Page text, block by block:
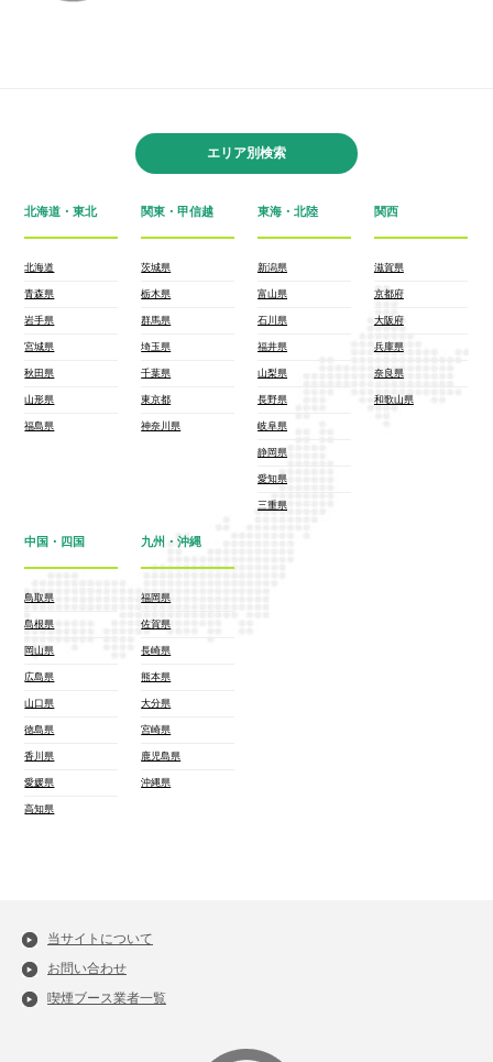
エリア別検索
北海道・東北
北海道
青森県
岩手県
宮城県
秋田県
山形県
福島県
関東・甲信越
茨城県
栃木県
群馬県
埼玉県
千葉県
東京都
神奈川県
東海・北陸
新潟県
富山県
石川県
福井県
山梨県
長野県
岐阜県
静岡県
愛知県
三重県
関西
滋賀県
京都府
大阪府
兵庫県
奈良県
和歌山県
中国・四国
鳥取県
島根県
岡山県
広島県
山口県
徳島県
香川県
愛媛県
高知県
九州・沖縄
福岡県
佐賀県
長崎県
熊本県
大分県
宮崎県
鹿児島県
沖縄県
当サイトについて
お問い合わせ
喫煙ブース業者一覧